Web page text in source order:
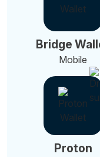
Bridge
Mobile
Proton